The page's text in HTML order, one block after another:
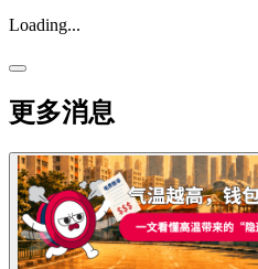
Loading...
更多消息